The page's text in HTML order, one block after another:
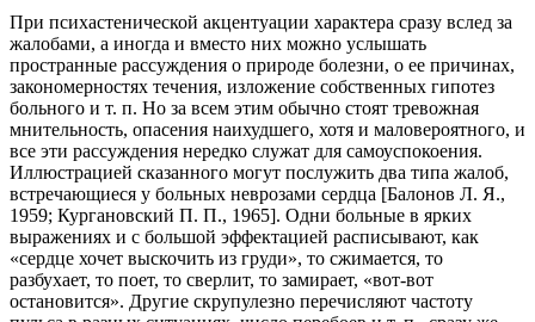
При психастенической акцентуации характера сразу вслед за
жа­лобами, а иногда и вместо них можно услышать
пространные рассуждения о природе болезни, о ее причинах,
закономер­ностях течения, изложение собственных гипотез
больного и т. п. Но за всем этим обычно стоят тревожная
мнительность, опа­сения наихудшего, хотя и маловероятного, и
все эти рассуж­дения нередко служат для самоуспокоения.
Иллюстрацией сказанного могут послужить два типа жалоб,
встречающиеся у больных неврозами сердца [Балонов Л. Я.,
1959; Кургановский П. П., 1965]. Одни больные в ярких
выражениях и с боль­шой эффектацией расписывают, как
«сердце хочет выскочить из груди», то сжимается, то
разбухает, то поет, то сверлит, то замирает, «вот-вот
остановится». Другие скрупулезно перечис­ляют частоту